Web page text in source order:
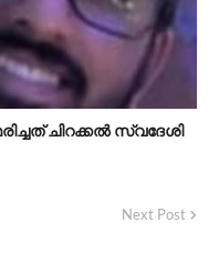
ചിറക്കൽ സ്വദേശി
Next Post